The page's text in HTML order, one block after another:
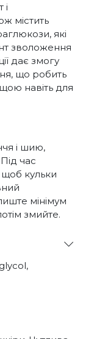
містить
які
зволоження
дає змогу
що робить
навіть для
і шию,
час
кульки
мінімум
змийте.
Chondrus
ferment,